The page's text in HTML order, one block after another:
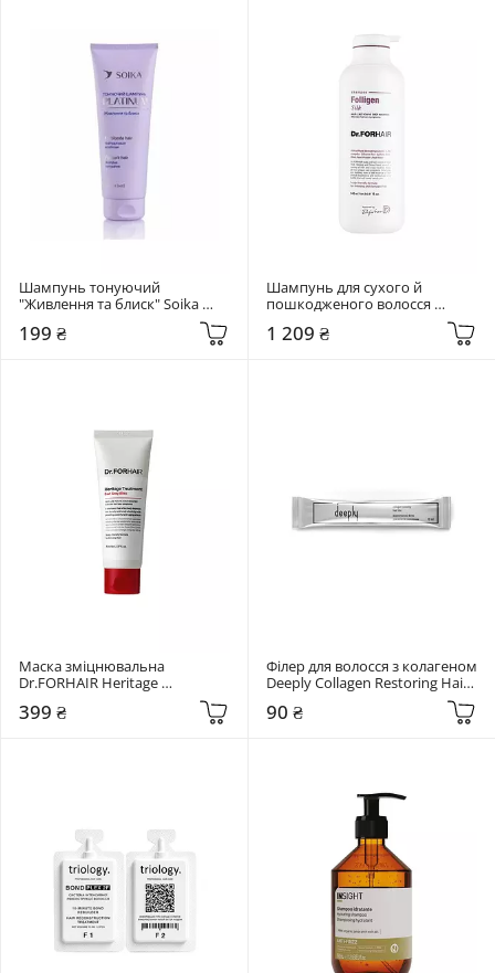
Шампунь тонуючий
"Живлення та блиск" Soika
199 ₴
Шампунь для сухого й
пошкодженого волосся
Dr.FORHAIR Folligen Silk 500 мл
1 209 ₴
Маска зміцнювальна
Dr.FORHAIR Heritage
Treatment Earl Grey Bliss 70 мл
399 ₴
Філер для волосся з колагеном
Deeply Collagen Restoring Hair
90 ₴